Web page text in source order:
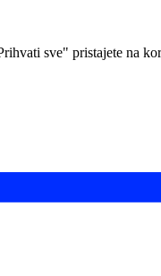
sve" pristajete na